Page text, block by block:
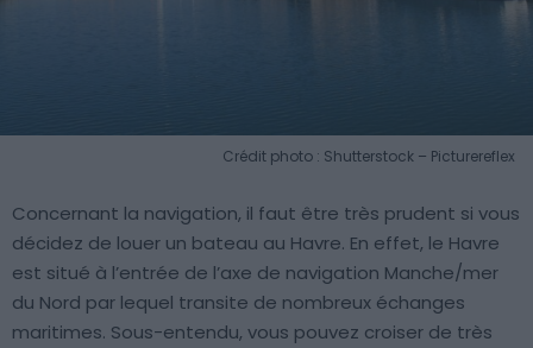
Crédit photo : Shutterstock – Picturereflex
Concernant la navigation, il faut être très prudent si vous
décidez de louer un bateau au Havre. En effet, le Havre
est situé à l’entrée de l’axe de navigation Manche/mer
du Nord par lequel transite de nombreux échanges
maritimes. Sous-entendu, vous pouvez croiser de très